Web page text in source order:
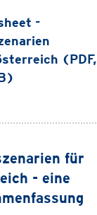
-
(PDF,
für
- eine